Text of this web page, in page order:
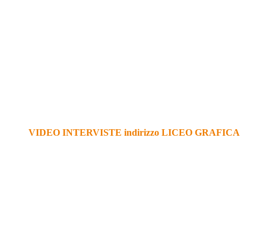
VIDEO INTERVISTE indirizzo LICEO GRAFICA